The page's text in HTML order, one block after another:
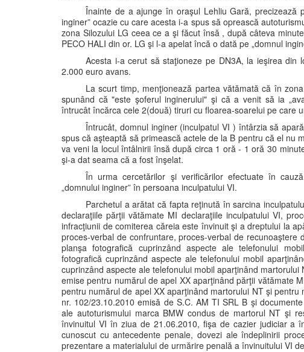
Înainte de a ajunge în oraşul Lehliu Gară, precizează
inginer” ocazie cu care acesta i-a spus să oprească
zona Silozului LG ceea ce a şi făcut însă , după câteva
PECO HALI din or. LG şi l-a apelat încă o dată pe „domnul
Acesta i-a cerut să staţioneze pe DN3A, la ieşirea
2.000 euro avans.
La scurt timp, menţionează partea vătămată că în
spunând că "este şoferul inginerului" şi că a venit să ia
întrucât încărca cele 2(două) tiruri cu floarea-soarelui pe care
Întrucât, domnul inginer (inculpatul VI ) întârzia să
spus că aşteaptă să primească actele de la B pentru că el nu
va veni la locul întâlnirii însă după circa 1 oră - 1 oră 30
şi-a dat seama că a fost înşelat.
În urma cercetărilor şi verificărilor efectuate în
„domnului inginer” în persoana inculpatului VI.
Parchetul a arătat că fapta reţinută în sarcina
declaraţiile părţii vătămate MI declaraţiile inculpatului VI,
infracţiunii de comiterea căreia este învinuit şi a dreptului la
proces-verbal de confruntare, proces-verbal de
planşa fotografică cuprinzând aspecte ale telefonului
fotografică cuprinzând aspecte ale telefonului mobil
cuprinzând aspecte ale telefonului mobil aparţinând
emise pentru numărul de apel XX aparţinând părţii vătămate
pentru numărul de apel XX aparţinând martorului NT şi
nr. 102/23.10.2010 emisă de S.C. AM TI SRL B şi
ale autoturismului marca BMW condus de martorul NT şi
învinuitul VI în ziua de 21.06.2010, fişa de cazier judiciar a
cunoscut cu antecedente penale, dovezi ale îndeplinirii
prezentare a materialului de urmărire penală a învinuitului VI